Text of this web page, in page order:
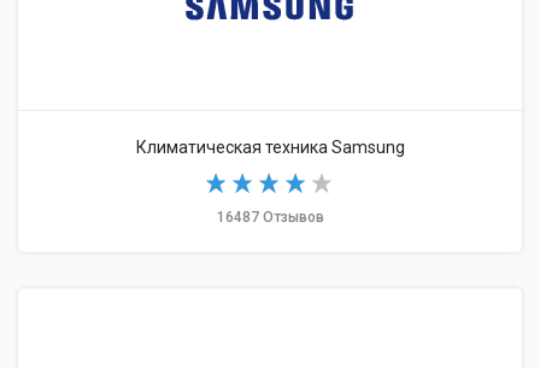
Климатическая техника Samsung
16487 Отзывов